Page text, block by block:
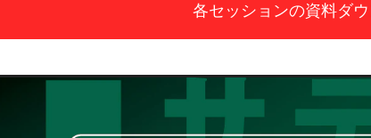
各セッションの資料ダ